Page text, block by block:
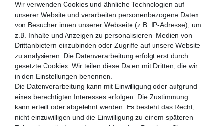
Kunden-Anfragen: info@zooheld.de
Über uns
Zahlung und Versand
Retouren
Zooheld Blog
Widerrufsrecht
Vertrag widerrufen
Geschäftsbedingungen
Wir verwenden Cookies und ähnliche Technologien auf
unserer Website und verarbeiten personenbezogene Daten
von Besucher:innen unserer Webseite (z.B. IP-Adresse), um
z.B. Inhalte und Anzeigen zu personalisieren, Medien von
Drittanbietern einzubinden oder Zugriffe auf unsere Website
zu analysieren. Die Datenverarbeitung erfolgt erst durch
gesetzte Cookies. Wir teilen diese Daten mit Dritten, die wir
in den Einstellungen benennen.
Die Datenverarbeitung kann mit Einwilligung oder aufgrund
eines berechtigten Interesses erfolgen. Die Zustimmung
kann erteilt oder abgelehnt werden. Es besteht das Recht,
nicht einzuwilligen und die Einwilligung zu einem späteren
Wir verwenden Cookies und ähnliche Technologien auf
unserer Website und verarbeiten personenbezogene Daten
von Besucher:innen unserer Webseite (z.B. IP-Adresse), um
z.B. Inhalte und Anzeigen zu personalisieren, Medien von
Drittanbietern einzubinden oder Zugriffe auf unsere Website
zu analysieren. Die Datenverarbeitung erfolgt erst durch
gesetzte Cookies. Wir teilen diese Daten mit Dritten, die wir
in den Einstellungen benennen.
Die Datenverarbeitung kann mit Einwilligung oder aufgrund
eines berechtigten Interesses erfolgen. Die Zustimmung
kann erteilt oder abgelehnt werden. Es besteht das Recht,
nicht einzuwilligen und die Einwilligung zu einem späteren